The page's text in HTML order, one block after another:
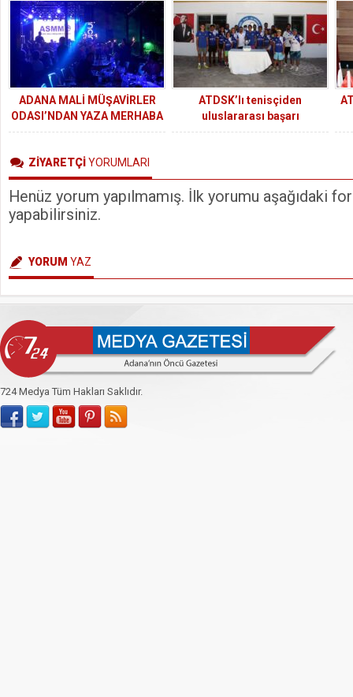
buluşturdu
ADANA MALİ MÜŞAVİRLER
ODASI’NDAN YAZA MERHABA
BULUŞMASI
ATDSK’lı tenisçiden
uluslararası başarı
ZİYARETÇİYORUMLARI
Henüz yorum yapılmamış. İlk yorumu aşağıdaki
yapabilirsiniz.
YORUM YAZ
724 Medya Tüm Hakları Saklıdır.